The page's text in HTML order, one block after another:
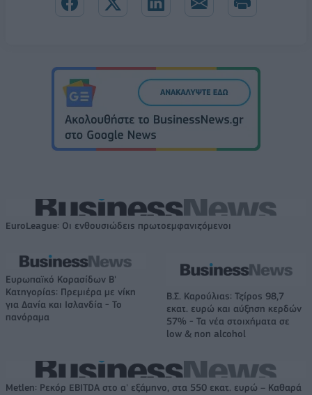
EuroLeague: Οι ενθουσιώδεις πρωτοεμφανιζόμενοι
Ευρωπαϊκό Κορασίδων Β'
Κατηγορίας: Πρεμιέρα με νίκη
για Δανία και Ισλανδία - Το
πανόραμα
Β.Σ. Καρούλιας: Τζίρος 98,7
εκατ. ευρώ και αύξηση κερδών
57% - Τα νέα στοιχήματα σε
low & non alcohol
Metlen: Ρεκόρ EBITDA στο α' εξάμηνο, στα 550 εκατ. ευρώ – Καθαρά